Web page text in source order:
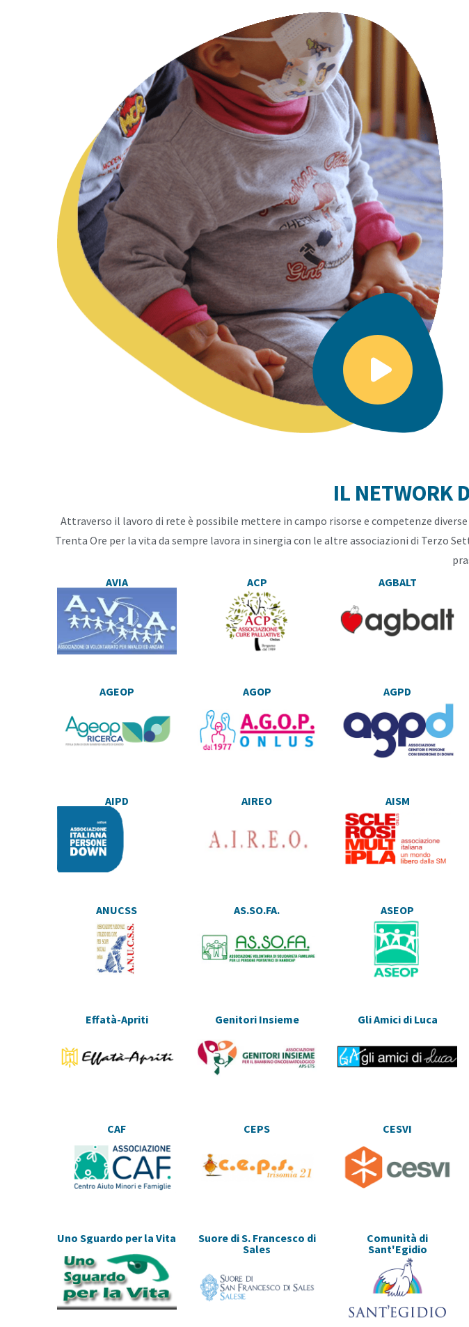
IL NETWORK
Attraverso il lavoro di rete è possibile mettere in campo risorse e competenze
Trenta Ore per la vita da sempre lavora in sinergia con le altre associazioni di Terzo
AVIA
ACP AGBALT
AGEOP AGOP AGPD
AIPD AIREO AISM
ANUCSS AS.SO.FA. ASEOP
Effatà-Apriti Genitori Insieme Gli Amici di Luca
CAF CEPS CESVI
Uno Sguardo per la Vita
Suore di S. Francesco di
Sales
Comunità di
Sant'Egidio